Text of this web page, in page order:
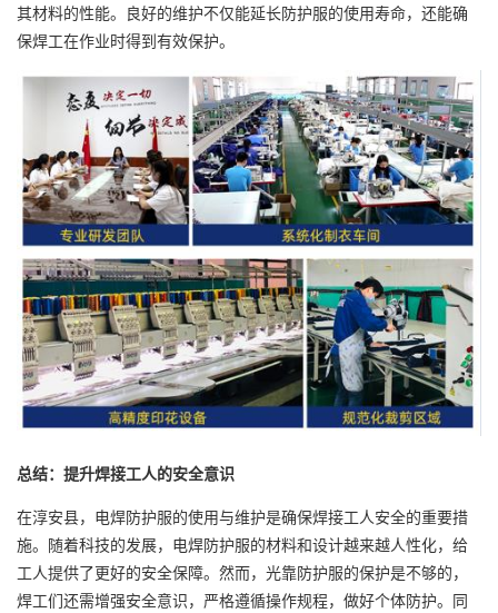
其材料的性能。良好的维护不仅能延长防护服的使用寿命，还能确
保焊工在作业时得到有效保护。
总结：提升焊接工人的安全意识
在淳安县，电焊防护服的使用与维护是确保焊接工人安全的重要措
施。随着科技的发展，电焊防护服的材料和设计越来越人性化，给
工人提供了更好的安全保障。然而，光靠防护服的保护是不够的，
焊工们还需增强安全意识，严格遵循操作规程，做好个体防护。同